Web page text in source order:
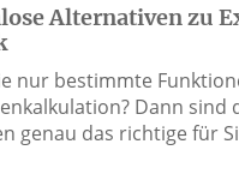
Alternativen zu
nur bestimmte
Dann sind
genau das richtige für